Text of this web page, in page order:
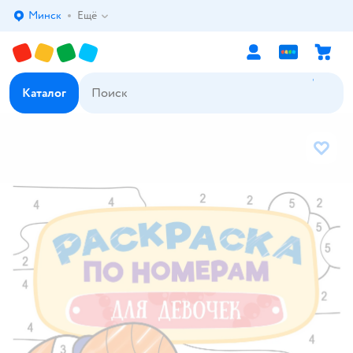
Выбор адреса доставки.
Минск Ещё
Каталог
В